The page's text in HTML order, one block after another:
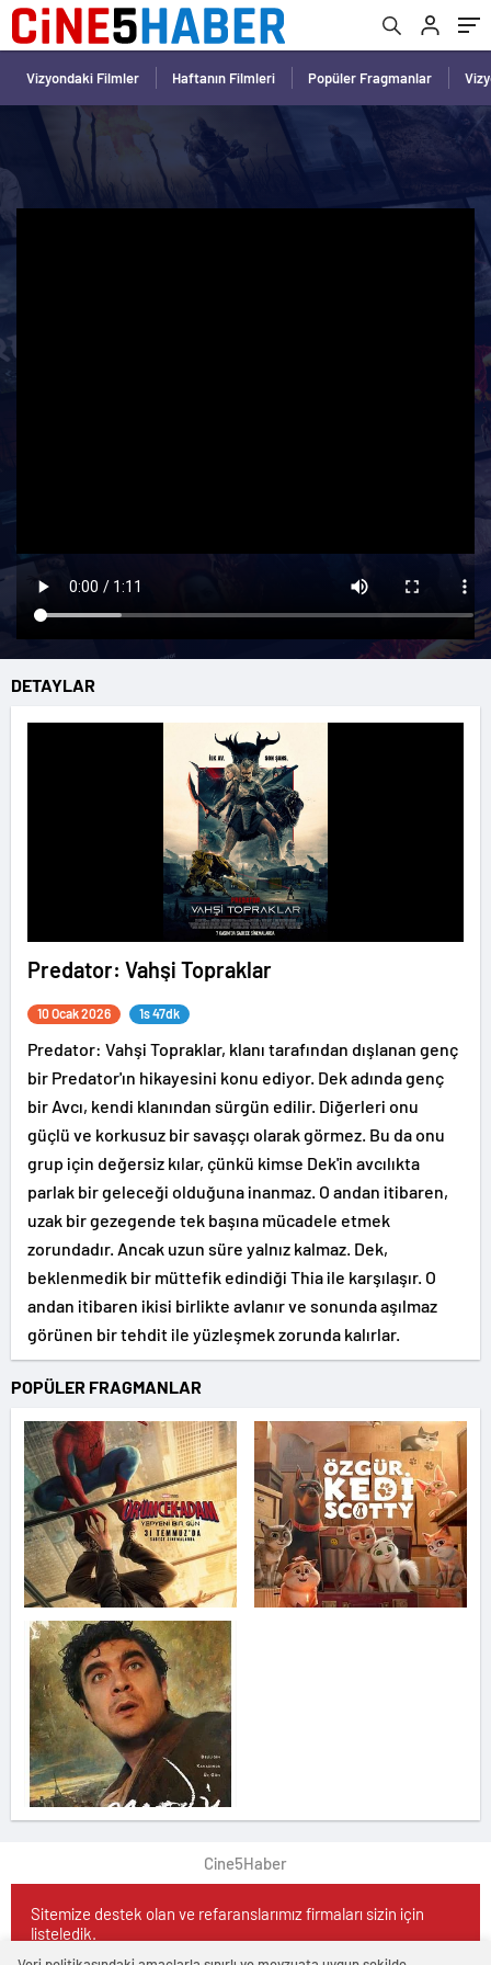
Vizyondaki Filmler Haftanın Filmleri Popüler Fragmanlar
DETAYLAR
Predator: Vahşi Topraklar
10 Ocak 2026 1s 47dk
Predator: Vahşi Topraklar, klanı tarafından dışlanan genç
bir Predator'ın hikayesini konu ediyor. Dek adında genç
bir Avcı, kendi klanından sürgün edilir. Diğerleri onu
güçlü ve korkusuz bir savaşçı olarak görmez. Bu da onu
grup için değersiz kılar, çünkü kimse Dek'in avcılıkta
parlak bir geleceği olduğuna inanmaz. O andan itibaren,
uzak bir gezegende tek başına mücadele etmek
zorundadır. Ancak uzun süre yalnız kalmaz. Dek,
beklenmedik bir müttefik edindiği Thia ile karşılaşır. O
andan itibaren ikisi birlikte avlanır ve sonunda aşılmaz
görünen bir tehdit ile yüzleşmek zorunda kalırlar.
POPÜLER FRAGMANLAR
Cine5Haber
Sitemize destek olan ve refaranslarımız firmaları sizin için
listeledik.